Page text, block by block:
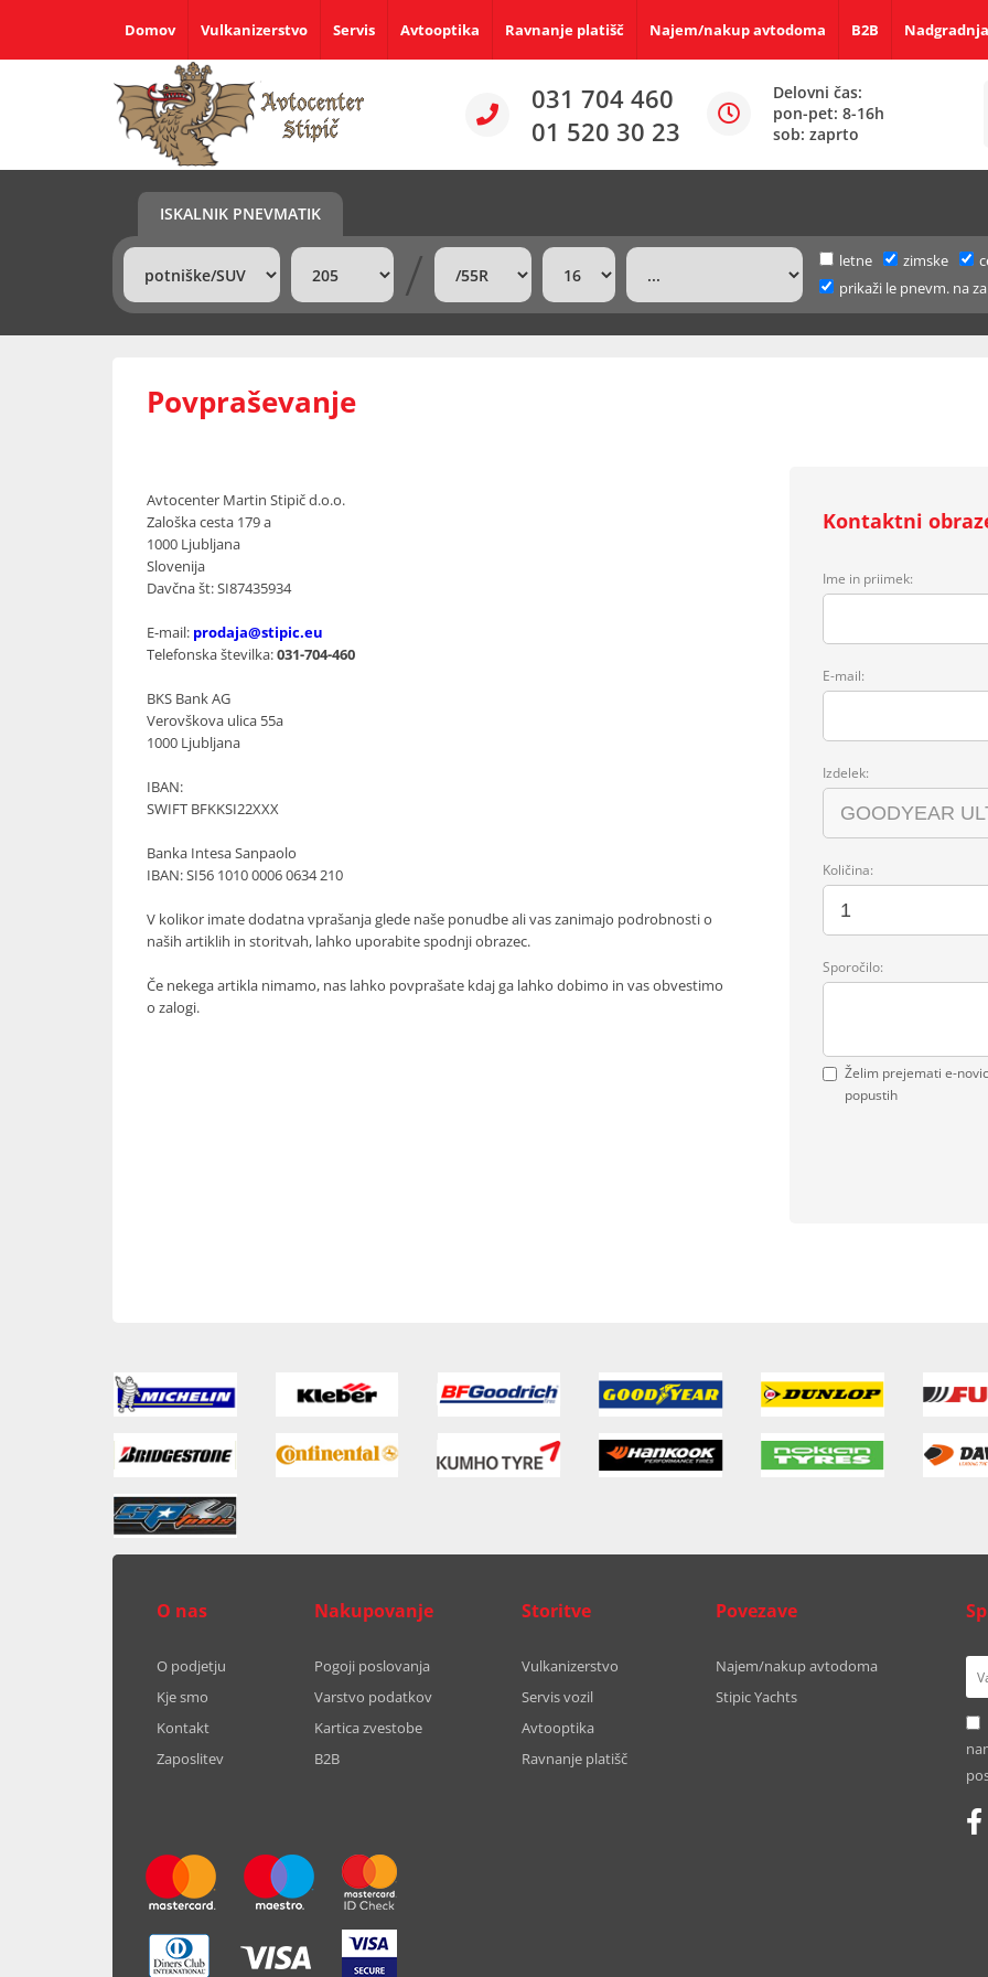
Domov Vulkanizerstvo Servis Avtooptika Ravnanje platišč Najem/nakup avtodoma B2B
031 704 460
01 520 30 23
Delovni čas:
pon-pet: 8-16h
sob: zaprto
ISKALNIK PNEVMATIK
/ letne zimske
prikaži le pnevm. na
Povpraševanje
Kontaktni
Ime in priimek:
E-mail:
Izdelek:
Količina:
Sporočilo:
Želim prejemati e-
popustih
Avtocenter Martin Stipič d.o.o.
Zaloška cesta 179 a
1000 Ljubljana
Slovenija
Davčna št: SI87435934
E-mail: prodaja@stipic.eu
Telefonska številka:031-704-460
BKS Bank AG
Verovškova ulica 55a
1000 Ljubljana
IBAN:
SWIFT BFKKSI22XXX
Banka Intesa Sanpaolo
IBAN: SI56 1010 0006 0634 210
V kolikor imate dodatna vprašanja glede naše ponudbe ali vas zanimajo podrobnosti o
naših artiklih in storitvah, lahko uporabite spodnji obrazec.
Če nekega artikla nimamo, nas lahko povprašate kdaj ga lahko dobimo in vas obvestimo
o zalogi.
O nas
O podjetju
Kje smo
Kontakt
Zaposlitev
Nakupovanje
Pogoji poslovanja
Varstvo podatkov
Kartica zvestobe
B2B
Storitve
Vulkanizerstvo
Servis vozil
Avtooptika
Ravnanje platišč
Povezave
Najem/nakup avtodoma
Stipic Yachts